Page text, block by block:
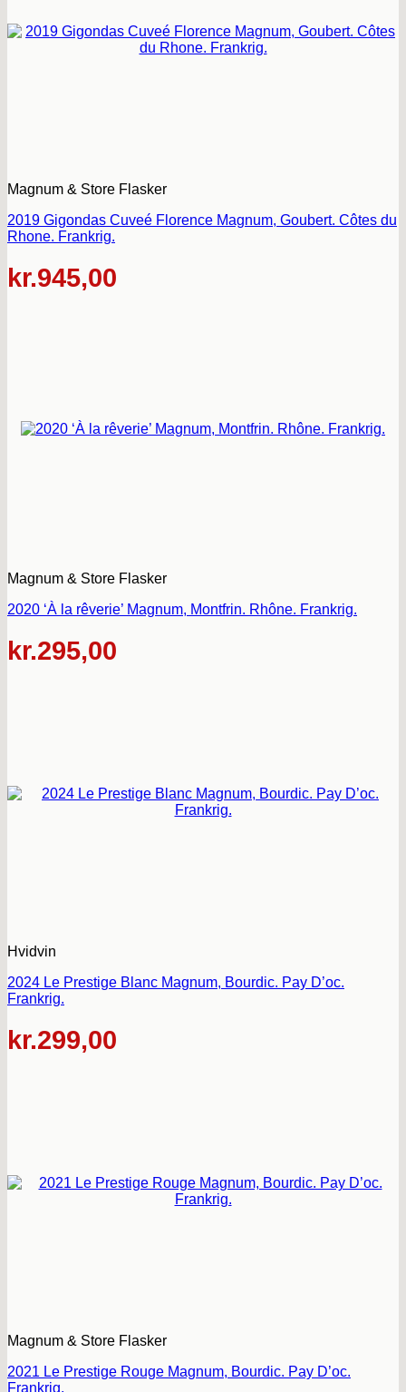
Magnum & Store Flasker
2019 Gigondas Cuveé Florence Magnum, Goubert. Côtes du
Rhone. Frankrig.
kr.945,00
Magnum & Store Flasker
2020 ‘À la rêverie’ Magnum, Montfrin. Rhône. Frankrig.
kr.295,00
Hvidvin
2024 Le Prestige Blanc Magnum, Bourdic. Pay D’oc.
Frankrig.
kr.299,00
Magnum & Store Flasker
2021 Le Prestige Rouge Magnum, Bourdic. Pay D’oc.
Frankrig.